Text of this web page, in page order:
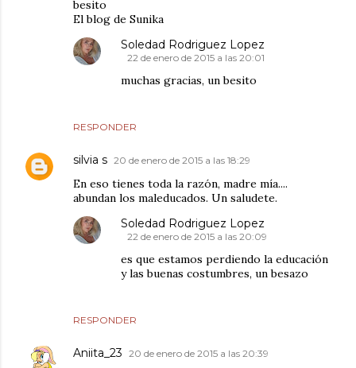
besito
El blog de Sunika
RESPONDER
Soledad Rodriguez Lopez
22 de enero de 2015 a las 20:01
muchas gracias, un besito
silvia s 20 de enero de 2015 a las 18:29
En eso tienes toda la razón, madre mía....
abundan los maleducados. Un saludete.
RESPONDER
Soledad Rodriguez Lopez
22 de enero de 2015 a las 20:09
es que estamos perdiendo la educación
y las buenas costumbres, un besazo
Aniita_23 20 de enero de 2015 a las 20:39